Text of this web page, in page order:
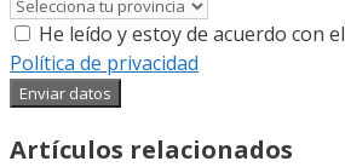
He leído y estoy de acuerdo con el
Política de privacidad
Enviar datos
Artículos relacionados